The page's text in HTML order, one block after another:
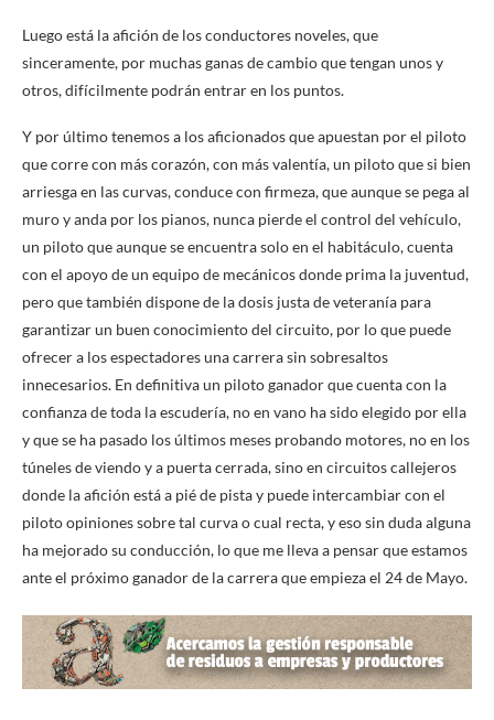
Luego está la afición de los conductores noveles, que
sinceramente, por muchas ganas de cambio que tengan unos y
otros, difícilmente podrán entrar en los puntos.
Y por último tenemos a los aficionados que apuestan por el piloto
que corre con más corazón, con más valentía, un piloto que si bien
arriesga en las curvas, conduce con firmeza, que aunque se pega al
muro y anda por los pianos, nunca pierde el control del vehículo,
un piloto que aunque se encuentra solo en el habitáculo, cuenta
con el apoyo de un equipo de mecánicos donde prima la juventud,
pero que también dispone de la dosis justa de veteranía para
garantizar un buen conocimiento del circuito, por lo que puede
ofrecer a los espectadores una carrera sin sobresaltos
innecesarios. En definitiva un piloto ganador que cuenta con la
confianza de toda la escudería, no en vano ha sido elegido por ella
y que se ha pasado los últimos meses probando motores, no en los
túneles de viendo y a puerta cerrada, sino en circuitos callejeros
donde la afición está a pié de pista y puede intercambiar con el
piloto opiniones sobre tal curva o cual recta, y eso sin duda alguna
ha mejorado su conducción, lo que me lleva a pensar que estamos
ante el próximo ganador de la carrera que empieza el 24 de Mayo.